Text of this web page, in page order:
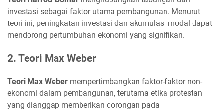
investasi sebagai faktor utama pembangunan. Menurut
teori ini, peningkatan investasi dan akumulasi modal dapat
mendorong pertumbuhan ekonomi yang signifikan.
2. Teori Max Weber
Teori Max Weber mempertimbangkan faktor-faktor non-
ekonomi dalam pembangunan, terutama etika protestan
yang dianggap memberikan dorongan pada